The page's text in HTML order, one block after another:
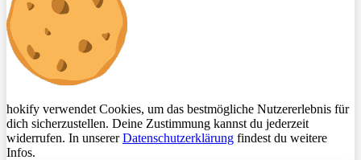
hokify verwendet Cookies, um das bestmögliche Nutzererlebnis für
dich sicherzustellen. Deine Zustimmung kannst du jederzeit
widerrufen. In unsererDatenschutzerklärung findest du weitere
Infos.